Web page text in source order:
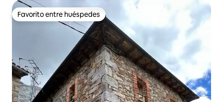
Favorito entre huéspedes
Favorito entre huéspedes